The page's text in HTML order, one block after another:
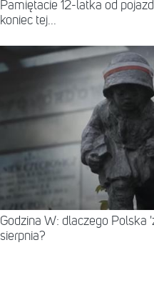
Pamiętacie 12-latka od
koniec tej...
Godzina W: dlaczego Polska
sierpnia?